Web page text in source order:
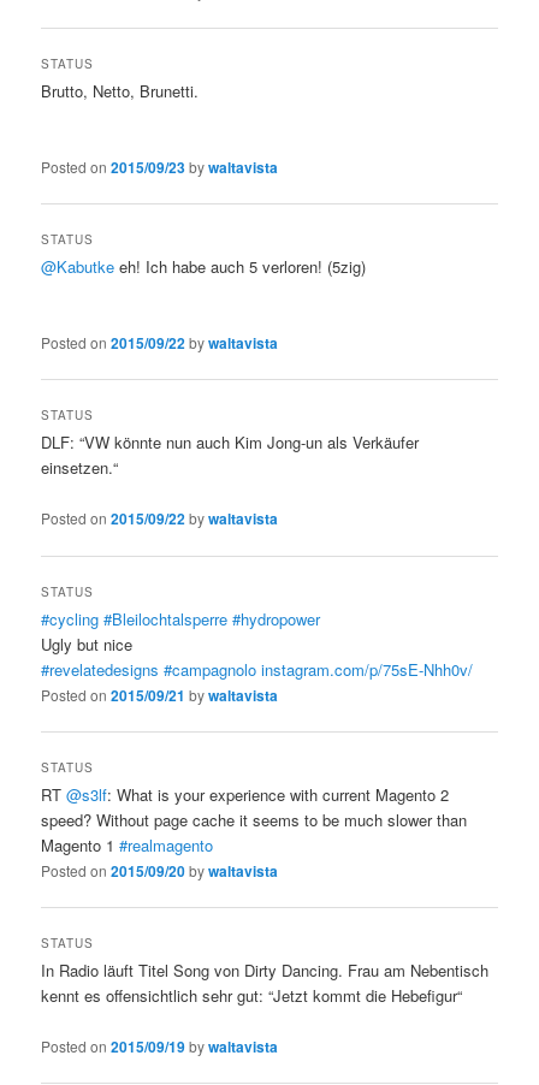
STATUS
Brutto, Netto, Brunetti.
Posted on2015/09/23bywaltavista
STATUS
@Kabutke eh! Ich habe auch 5 verloren! (5zig)
Posted on2015/09/22bywaltavista
STATUS
DLF: “VW könnte nun auch Kim Jong-un als Verkäufer
einsetzen.“
Posted on2015/09/22bywaltavista
STATUS
#cycling #Bleilochtalsperre #hydropower
Ugly but nice
#revelatedesigns #campagnolo instagram.com/p/75sE-Nhh0v/
Posted on2015/09/21 bywaltavista
STATUS
RT@s3lf: What is your experience with current Magento 2
speed? Without page cache it seems to be much slower than
Magento 1#realmagento
Posted on2015/09/20bywaltavista
STATUS
In Radio läuft Titel Song von Dirty Dancing. Frau am Nebentisch
kennt es offensichtlich sehr gut: “Jetzt kommt die Hebefigur“
Posted on2015/09/19bywaltavista